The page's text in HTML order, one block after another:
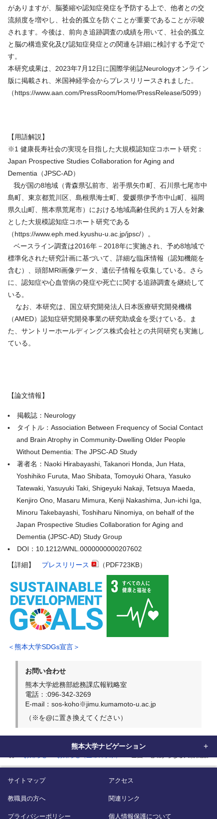
がありますが、脳萎縮や認知症発症を予防する上で、他者との交
流頻度を増やし、社会的孤立を防ぐことが重要であることが示唆
されます。今後は、前向き追跡調査の成績を用いて、社会的孤立
と脳の構造変化及び認知症発症との関連を詳細に検討する予定で
す。
本研究成果は、2023年7月12日に国際学術誌Neurologyオンライン
版に掲載され、米国神経学会からプレスリリースされました。
（https://www.aan.com/PressRoom/Home/PressRelease/5099）
【用語解説】
※1 健康長寿社会の実現を目指した大規模認知症コホート研究：
Japan Prospective Studies Collaboration for Aging and
Dementia（JPSC-AD）
我が国の8地域（青森県弘前市、岩手県矢巾町、石川県七尾市中
島町、東京都荒川区、島根県海士町、愛媛県伊予市中山町、福岡
県久山町、熊本県荒尾市）における地域高齢住民約１万人を対象
とした大規模認知症コホート研究である
（https://www.eph.med.kyushu-u.ac.jp/jpsc/）。
ベースライン調査は2016年－2018年に実施され、予め8地域で
標準化された研究計画に基づいて、詳細な臨床情報（認知機能を
含む）、頭部MRI画像データ、遺伝子情報を収集している。さら
に、認知症や心血管病の発症や死亡に関する追跡調査を継続して
いる。
なお、本研究は、国立研究開発法人日本医療研究開発機構
（AMED）認知症研究開発事業の研究助成金を受けている。ま
た、サントリーホールディングス株式会社との共同研究も実施し
ている。
【論文情報】
掲載誌：Neurology
タイトル：Association Between Frequency of Social Contact
and Brain Atrophy in Community-Dwelling Older People
Without Dementia: The JPSC-AD Study
著者名：Naoki Hirabayashi, Takanori Honda, Jun Hata,
Yoshihiko Furuta, Mao Shibata, Tomoyuki Ohara, Yasuko
Tatewaki, Yasuyuki Taki, Shigeyuki Nakaji, Tetsuya Maeda,
Kenjiro Ono, Masaru Mimura, Kenji Nakashima, Jun-ichi Iga,
Minoru Takebayashi, Toshiharu Ninomiya, on behalf of the
Japan Prospective Studies Collaboration for Aging and
Dementia (JPSC-AD) Study Group
DOI：10.1212/WNL.0000000000207602
【詳細】 プレスリリース （PDF723KB）
＜熊本大学SDGs宣言＞
お問い合わせ
熊本大学総務部総務課広報戦略室
電話：:096-342-3269
E-mail：sos-koho※jimu.kumamoto-u.ac.jp
（※を@に置き換えてください）
熊本大学ナビゲーション
サイトマップ アクセス
教職員の方へ 関連リンク
プライバシーポリシー 個人情報保護について